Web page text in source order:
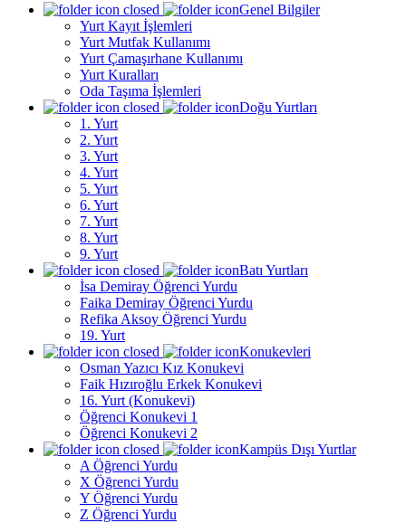
Genel Bilgiler
Yurt Kayıt İşlemleri
Yurt Mutfak Kullanımı
Yurt Çamaşırhane Kullanımı
Yurt Kuralları
Oda Taşıma İşlemleri
Doğu Yurtları
1. Yurt
2. Yurt
3. Yurt
4. Yurt
5. Yurt
6. Yurt
7. Yurt
8. Yurt
9. Yurt
Batı Yurtları
İsa Demiray Öğrenci Yurdu
Faika Demiray Öğrenci Yurdu
Refika Aksoy Öğrenci Yurdu
19. Yurt
Konukevleri
Osman Yazıcı Kız Konukevi
Faik Hızıroğlu Erkek Konukevi
16. Yurt (Konukevi)
Öğrenci Konukevi 1
Öğrenci Konukevi 2
Kampüs Dışı Yurtlar
A Öğrenci Yurdu
X Öğrenci Yurdu
Y Öğrenci Yurdu
Z Öğrenci Yurdu